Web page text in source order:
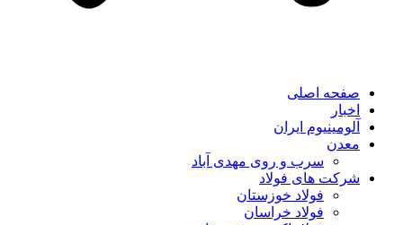
صفحه اصلی
اخبار
آلومینیوم ایران
معدن
سرب و روی مهدی آباد
شرکت های فولاد
فولاد خوزستان
فولاد خراسان